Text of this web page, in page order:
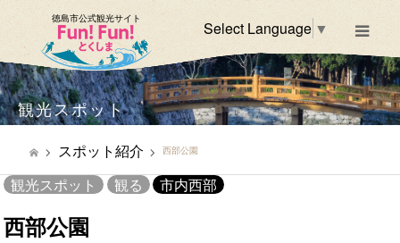
徳島市公式観光サイト Select Language ▼
観光スポット
スポット紹介 西部公園
観光スポット 観る 市内西部
西部公園